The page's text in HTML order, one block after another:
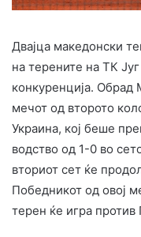
Двајца македонски
на терените на ТК
конкуренција.
мечот од второто
Украина, кој беше
водство од 1-0 во
вториот сет ќе
Победникот од овој
терен ќе игра